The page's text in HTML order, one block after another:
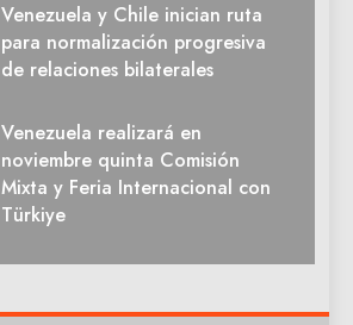
Venezuela y Chile inician ruta
para normalización progresiva
de relaciones bilaterales
Venezuela realizará en
noviembre quinta Comisión
Mixta y Feria Internacional con
Türkiye